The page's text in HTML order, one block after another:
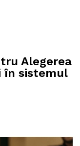
Alegerea
în sistemul